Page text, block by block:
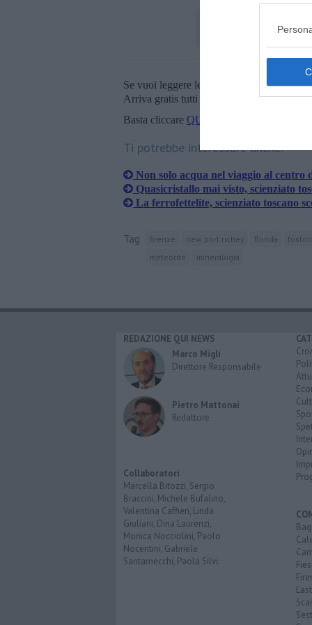
Se vuoi leggere le notizie principali della
Arriva gratis tutti i giorni alle 20:00
Basta cliccare QUI
Ti potrebbe interessare anche:
Non solo acqua nel viaggio al centro
Quasicristallo mai visto, scienziato
La ferrofettelite, scienziato toscano
Tag firenze new port richey florida
meteorite
mineralogia
REDAZIONE QUI NEWS
Marco Migli
Direttore Responsabile
Pietro Mattonai
Redattore
Collaboratori
Marcella Bitozzi, Sergio
Braccini, Michele Bufalino,
Valentina Caffieri, Linda
Giuliani, Dina Laurenzi,
Monica Nocciolini, Paolo
Nocentini, Gabriele
Santarnecchi, Paola Silvi.